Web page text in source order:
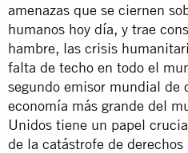
amenazas que se ciernen
humanos hoy día, y trae
hambre, las crisis
falta de techo en todo el
segundo emisor mundial de
economía más grande del
Unidos tiene un papel
de la catástrofe de derechos